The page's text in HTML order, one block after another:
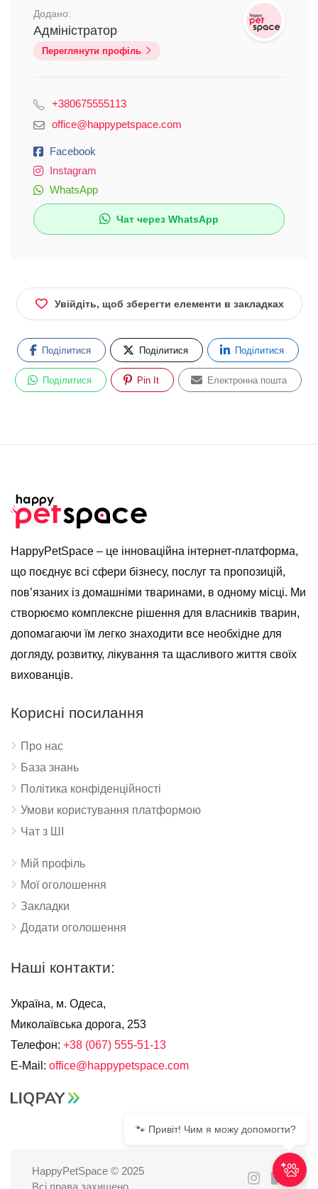
Додано:
Адміністратор
Переглянути профіль
+380675555113
office@happypetspace.com
Facebook
Instagram
WhatsApp
Чат через WhatsApp
Увійдіть, щоб зберегти елементи в закладках
Поділитися Поділитися Поділитися
Поділитися Pin It Електронна пошта
HappyPetSpace – це інноваційна інтернет-платформа,
що поєднує всі сфери бізнесу, послуг та пропозицій,
пов’язаних із домашніми тваринами, в одному місці. Ми
створюємо комплексне рішення для власників тварин,
допомагаючи їм легко знаходити все необхідне для
догляду, розвитку, лікування та щасливого життя своїх
вихованців.
Корисні посилання
Про нас
База знань
Політика конфіденційності
Умови користування платформою
Чат з ШІ
Мій профіль
Мої оголошення
Закладки
Додати оголошення
Наші контакти:
Україна, м. Одеса,
Миколаївська дорога, 253
Телефон: +38 (067) 555-51-13
E-Mail: office@happypetspace.com
HappyPetSpace © 2025
🐾 Привіт! Чим я можу допомогти?